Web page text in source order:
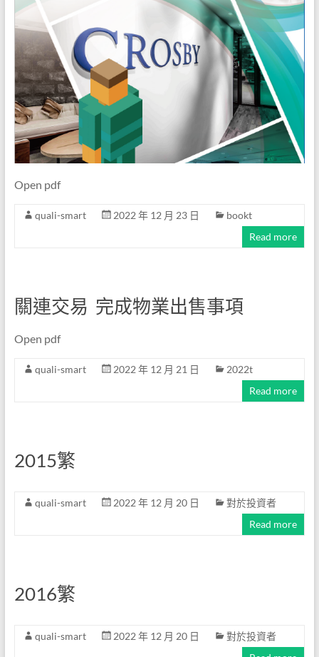
Open pdf
quali-smart 2022 年 12 月 23 日
bookt
Read more
關連交易 完成物業出售事項
Open pdf
quali-smart 2022 年 12 月 21 日
2022t
Read more
2015繁
quali-smart 2022 年 12 月 20 日
對於投資者
Read more
2016繁
quali-smart 2022 年 12 月 20 日
對於投資者